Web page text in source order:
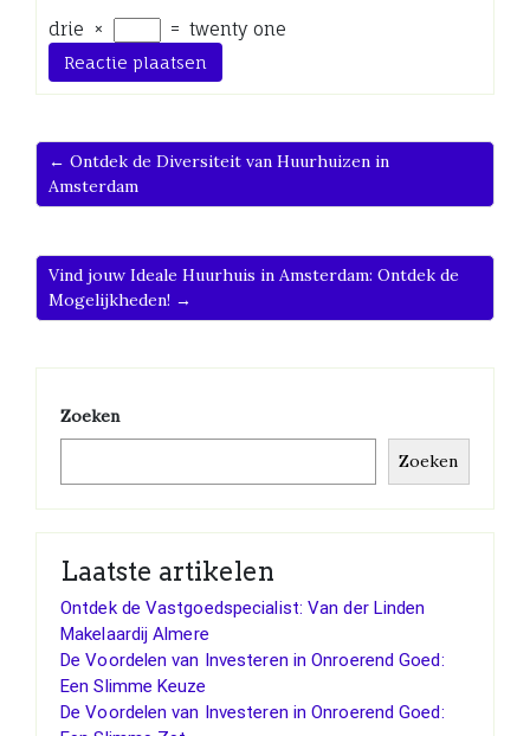
drie × = twenty one
← Ontdek de Diversiteit van Huurhuizen in
Amsterdam
Vind jouw Ideale Huurhuis in Amsterdam: Ontdek de
Mogelijkheden! →
Zoeken
Zoeken
Laatste artikelen
Ontdek de Vastgoedspecialist: Van der Linden
Makelaardij Almere
De Voordelen van Investeren in Onroerend Goed:
Een Slimme Keuze
De Voordelen van Investeren in Onroerend Goed: